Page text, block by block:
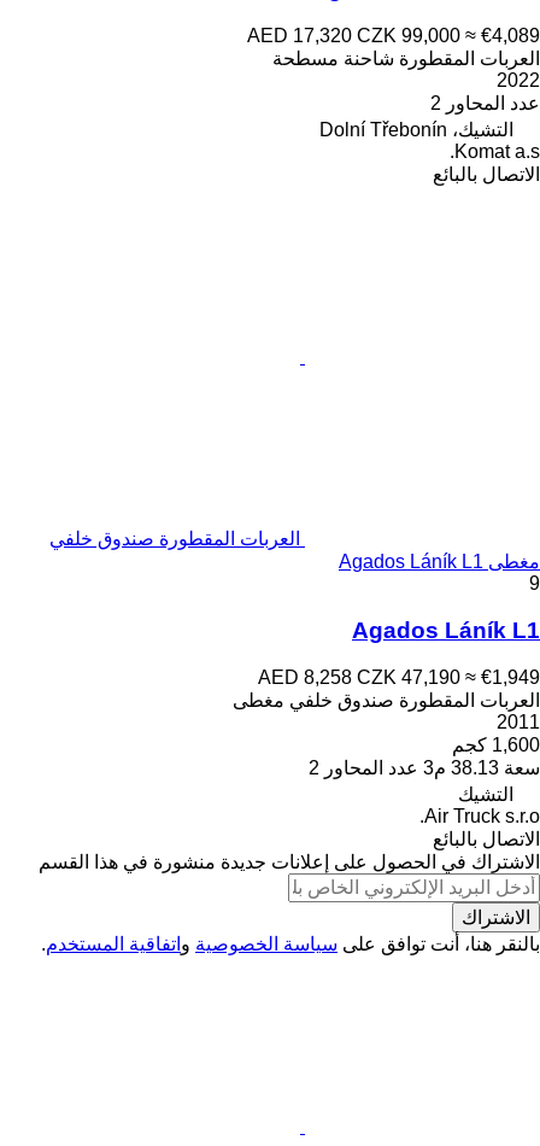
AED 17,320 CZK 99,000 ≈ €4,089
العربات المقطورة شاحنة مسطحة
2022
عدد المحاور 2
التشيك، Dolní Třebonín
Komat a.s.
الاتصال بالبائع
العربات المقطورة صندوق خلفي
مغطى Agados Láník L1
9
Agados Láník L1
AED 8,258 CZK 47,190 ≈ €1,949
العربات المقطورة صندوق خلفي مغطى
2011
1,600 كجم
سعة 38.13 م3 عدد المحاور 2
التشيك
Air Truck s.r.o.
الاتصال بالبائع
الاشتراك في الحصول على إعلانات جديدة منشورة في هذا القسم
الاشتراك
بالنقر هنا، أنت توافق على سياسة الخصوصية و اتفاقية المستخدم.